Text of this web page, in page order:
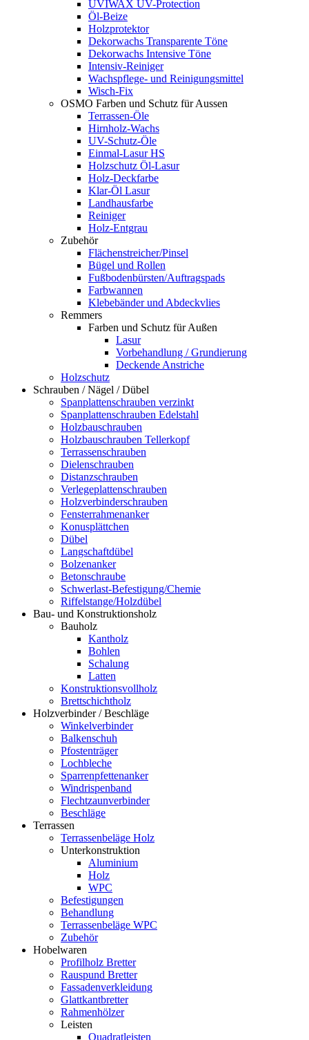
UVIWAX UV-Protection
Öl-Beize
Holzprotektor
Dekorwachs Transparente Töne
Dekorwachs Intensive Töne
Intensiv-Reiniger
Wachspflege- und Reinigungsmittel
Wisch-Fix
OSMO Farben und Schutz für Aussen
Terrassen-Öle
Hirnholz-Wachs
UV-Schutz-Öle
Einmal-Lasur HS
Holzschutz Öl-Lasur
Holz-Deckfarbe
Klar-Öl Lasur
Landhausfarbe
Reiniger
Holz-Entgrau
Zubehör
Flächenstreicher/Pinsel
Bügel und Rollen
Fußbodenbürsten/Auftragspads
Farbwannen
Klebebänder und Abdeckvlies
Remmers
Farben und Schutz für Außen
Lasur
Vorbehandlung / Grundierung
Deckende Anstriche
Holzschutz
Schrauben / Nägel / Dübel
Spanplattenschrauben verzinkt
Spanplattenschrauben Edelstahl
Holzbauschrauben
Holzbauschrauben Tellerkopf
Terrassenschrauben
Dielenschrauben
Distanzschrauben
Verlegeplattenschrauben
Holzverbinderschrauben
Fensterrahmenanker
Konusplättchen
Dübel
Langschaftdübel
Bolzenanker
Betonschraube
Schwerlast-Befestigung/Chemie
Riffelstange/Holzdübel
Bau- und Konstruktionsholz
Bauholz
Kantholz
Bohlen
Schalung
Latten
Konstruktionsvollholz
Brettschichtholz
Holzverbinder / Beschläge
Winkelverbinder
Balkenschuh
Pfostenträger
Lochbleche
Sparrenpfettenanker
Windrispenband
Flechtzaunverbinder
Beschläge
Terrassen
Terrassenbeläge Holz
Unterkonstruktion
Aluminium
Holz
WPC
Befestigungen
Behandlung
Terrassenbeläge WPC
Zubehör
Hobelwaren
Profilholz Bretter
Rauspund Bretter
Fassadenverkleidung
Glattkantbretter
Rahmenhölzer
Leisten
Quadratleisten